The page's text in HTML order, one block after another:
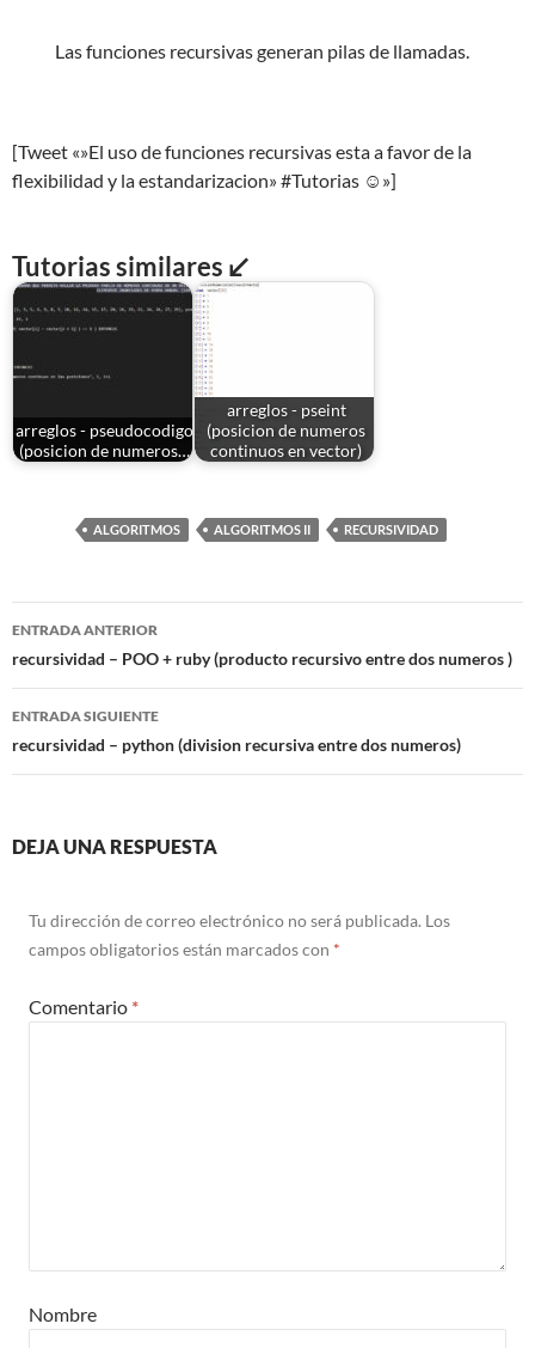
Las funciones recursivas generan pilas de llamadas.
[Tweet «»El uso de funciones recursivas esta a favor de la
flexibilidad y la estandarizacion» #Tutorias ☺»]
Tutorias similares ↙
arreglos - pseudocodigo
(posicion de numeros…
arreglos - pseint
(posicion de numeros
continuos en vector)
ALGORITMOS ALGORITMOS II RECURSIVIDAD
Navegación
de
entradas
ENTRADA ANTERIOR
recursividad – POO + ruby (producto recursivo entre dos numeros )
ENTRADA SIGUIENTE
recursividad – python (division recursiva entre dos numeros)
DEJA UNA RESPUESTA
Tu dirección de correo electrónico no será publicada. Los
campos obligatorios están marcados con *
Comentario *
Nombre